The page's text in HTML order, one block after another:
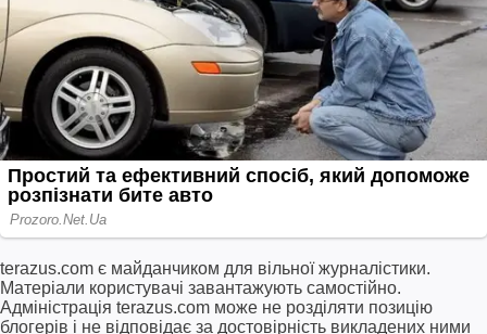
terazus.com є майданчиком для вільної журналістики.
Матеріали користувачі завантажують самостійно.
Адміністрація terazus.com може не розділяти позицію
блогерів і не відповідає за достовірність викладених ними